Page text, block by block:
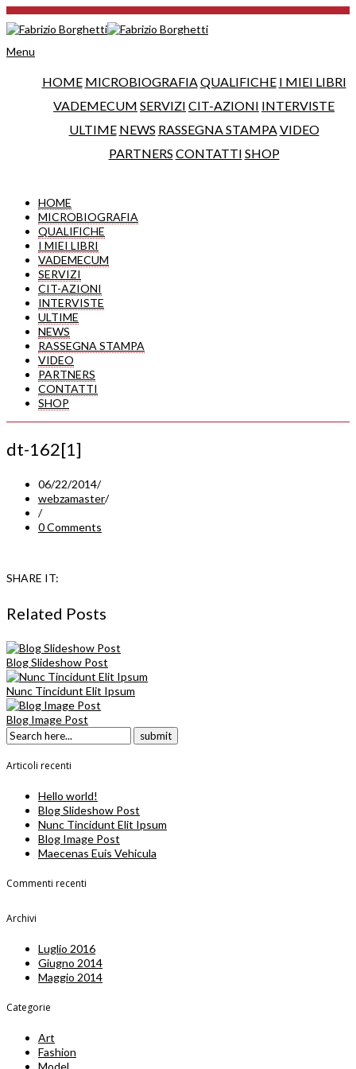
Menu
HOME MICROBIOGRAFIAQUALIFICHE I MIEI LIBRI
VADEMECUM SERVIZI CIT-AZIONI INTERVISTE
ULTIME NEWS RASSEGNA STAMPAVIDEO
PARTNERS CONTATTI SHOP
HOME
MICROBIOGRAFIA
QUALIFICHE
I MIEI LIBRI
VADEMECUM
SERVIZI
CIT-AZIONI
INTERVISTE
ULTIME
NEWS
RASSEGNA STAMPA
VIDEO
PARTNERS
CONTATTI
SHOP
dt-162[1]
06/22/2014/
webzamaster/
/
0 Comments
SHARE IT:
Related Posts
Blog Slideshow Post
Nunc Tincidunt Elit Ipsum
Blog Image Post
Articoli recenti
Hello world!
Blog Slideshow Post
Nunc Tincidunt Elit Ipsum
Blog Image Post
Maecenas Euis Vehicula
Commenti recenti
Archivi
Luglio 2016
Giugno 2014
Maggio 2014
Categorie
Art
Fashion
Model